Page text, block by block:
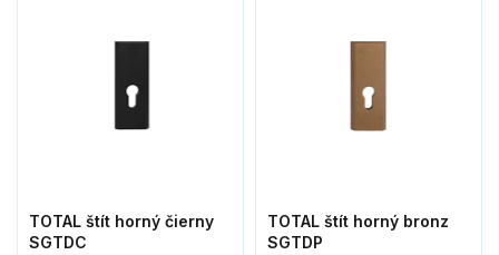
TOTAL štít horný čierny
SGTDC
TOTAL štít horný bronz
SGTDP